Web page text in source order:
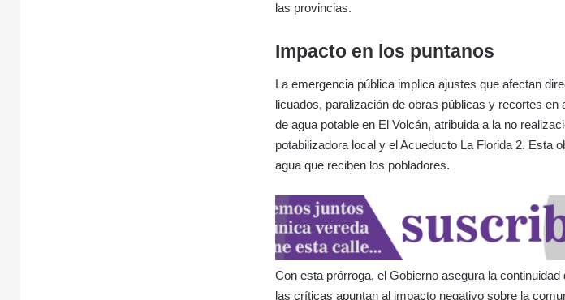
las provincias.
Impacto en los puntanos
La emergencia pública implica ajustes que afectan
licuados, paralización de obras públicas y recortes
de agua potable en El Volcán, atribuida a la no
potabilizadora local y el Acueducto La Florida 2. Esta
agua que reciben los pobladores.
Con esta prórroga, el Gobierno asegura la
las críticas apuntan al impacto negativo sobre la